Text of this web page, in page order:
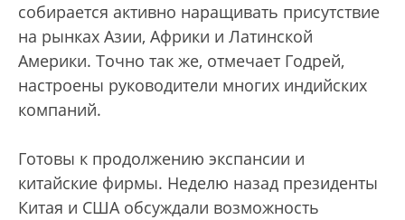
собирается активно наращивать присутствие
на рынках Азии, Африки и Латинской
Америки. Точно так же, отмечает Годрей,
настроены руководители многих индийских
компаний.
Готовы к продолжению экспансии и
китайские фирмы. Неделю назад президенты
Китая и США обсуждали возможность